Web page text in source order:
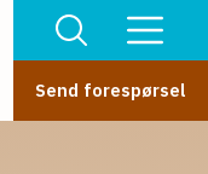
Send forespørsel